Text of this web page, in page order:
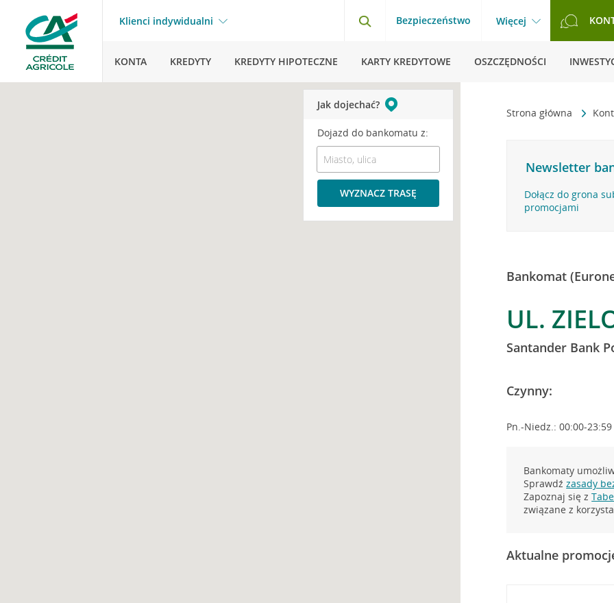
Klienci indywidualni Bezpieczeństwo Więcej
KONTA KREDYTY KREDYTY HIPOTECZNE KARTY KREDYTOWE OSZCZĘDNOŚCI
Strona główna
Newsletter
Dołącz do grona
promocjami
Bankomat
UL.
Santander Bank
Czynny:
Pn.-Niedz.: 00:00-23:59
Bankomaty
Sprawdźzasady
Zapoznaj się z
związane z
Aktualne
Jak dojechać?
Dojazd do bankomatu z:
WYZNACZ TRASĘ